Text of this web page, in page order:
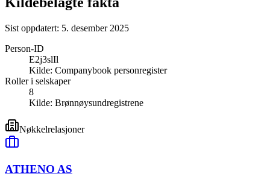
Sist oppdatert: 5. desember 2025
Person-ID
E2j3slIl
Kilde: Companybook personregister
Roller i selskaper
8
Kilde: Brønnøysundregistrene
Nøkkelrelasjoner
ATHENO AS